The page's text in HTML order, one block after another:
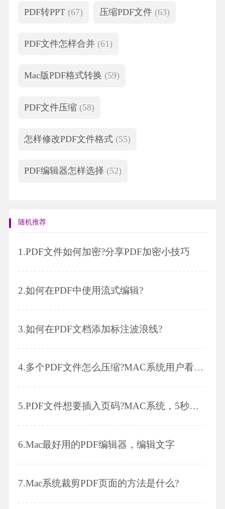
PDF转PPT (67) 压缩PDF文件 (63)
PDF文件怎样合并 (61)
Mac版PDF格式转换 (59)
PDF文件压缩 (58)
怎样修改PDF文件格式 (55)
PDF编辑器怎样选择 (52)
随机推荐
1.PDF文件如何加密?分享PDF加密小技巧
2.如何在PDF中使用流式编辑?
3.如何在PDF文档添加标注波浪线?
4.多个PDF文件怎么压缩?MAC系统用户看过来!
5.PDF文件想要插入页码?MAC系统，5秒包会!
6.Mac最好用的PDF编辑器，编辑文字
7.Mac系统裁剪PDF页面的方法是什么?